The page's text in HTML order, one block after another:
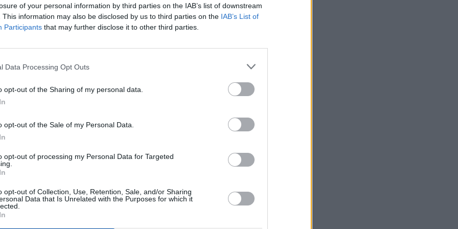
of your personal information by third parties on the IAB’s list of downstream
This information may also be disclosed by us to third parties on the IAB’s List of
Participants that may further disclose it to other third parties.
Data Processing Opt Outs
opt-out of the Sharing of my personal data.
opt-out of the Sale of my Personal Data.
opt-out of processing my Personal Data for Targeted
opt-out of Collection, Use, Retention, Sale, and/or Sharing
Data that Is Unrelated with the Purposes for which it
Ουκρανίας, αλλά είχε μετά τη διάλυση της
της ήτανΛίντια Νικολάγιεβνα-
των